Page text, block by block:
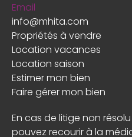
Propriétés à vendre
Location vacances
Location saison
Estimer mon bien
Faire gérer mon bien
Email
info@mhita.com
En cas de litige non
pouvez recourir à la